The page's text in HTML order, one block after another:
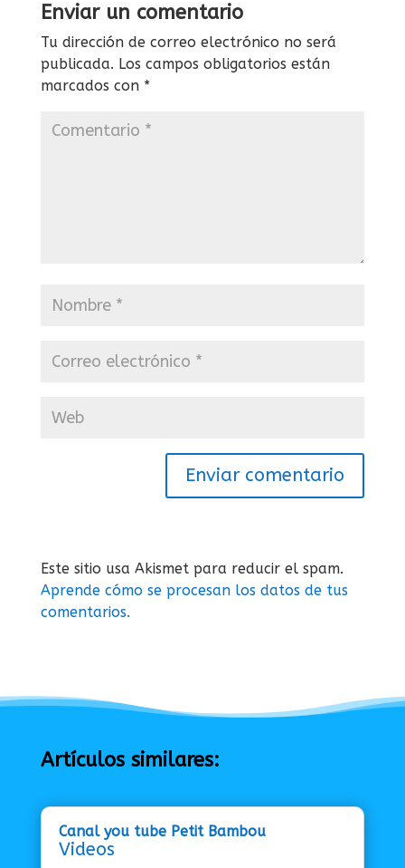
Enviar un comentario
Tu dirección de correo electrónico no será
publicada. Los campos obligatorios están
marcados con *
Enviar comentario
Este sitio usa Akismet para reducir el spam.
Aprende cómo se procesan los datos de tus
comentarios.
Artículos similares:
Canal you tube Petit Bambou
Videos